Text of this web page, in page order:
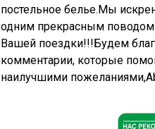
постельное белье.Мы
одним прекрасным поводом
Вашей поездки!!!Будем
комментарии, которые
наилучшими